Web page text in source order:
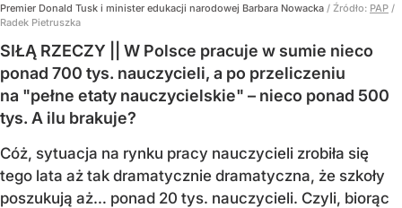
Premier Donald Tusk i minister edukacji narodowej Barbara Nowacka / Źródło: PAP /
Radek Pietruszka
SIŁĄ RZECZY || W Polsce pracuje w sumie nieco
ponad 700 tys. nauczycieli, a po przeliczeniu
na "pełne etaty nauczycielskie" – nieco ponad 500
tys. A ilu brakuje?
Cóż, sytuacja na rynku pracy nauczycieli zrobiła się
tego lata aż tak dramatycznie dramatyczna, że szkoły
poszukują aż… ponad 20 tys. nauczycieli. Czyli, biorąc